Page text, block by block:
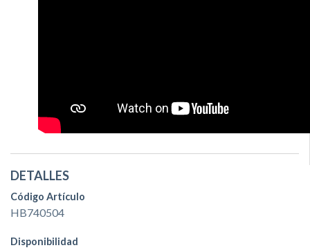
DETALLES
Código Artículo
HB740504
Disponibilidad